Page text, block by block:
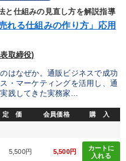
と仕組みの見直し方を解説指導
れる仕組みの作り方」応用
取締役)
はなぜか。通販ビジネスで成功
・マーケティングを活用し、通
践してきた実務家...
定 価 会員価格 購 入
5,500円 5,500円
カートに
入れる